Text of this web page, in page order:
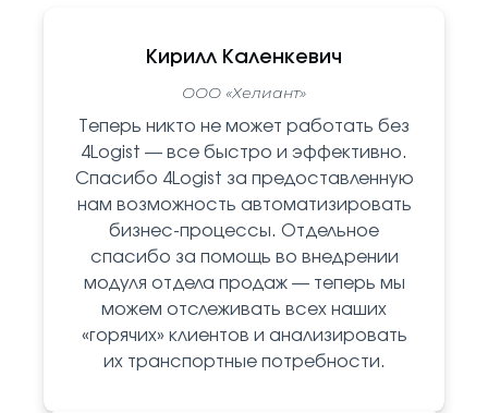
Кирилл Каленкевич
ООО «Хелиант»
Теперь никто не может работать без
4Logist — все быстро и эффективно.
Спасибо 4Logist за предоставленную
нам возможность автоматизировать
бизнес-процессы. Отдельное
спасибо за помощь во внедрении
модуля отдела продаж — теперь мы
можем отслеживать всех наших
«горячих» клиентов и анализировать
их транспортные потребности.